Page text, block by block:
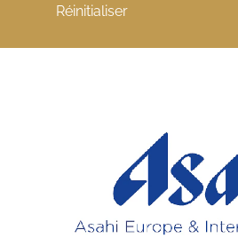
Réinitialiser